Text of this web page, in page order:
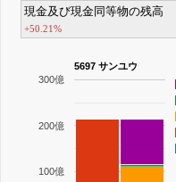
現金及び現金同等物の残高
+50.21%
5697 サンユウ
100億
200億
300億